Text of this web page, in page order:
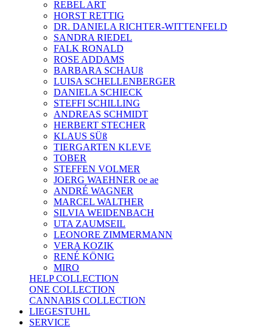
REBEL ART
HORST RETTIG
DR. DANIELA RICHTER-WITTENFELD
SANDRA RIEDEL
FALK RONALD
ROSE ADDAMS
BARBARA SCHAUß
LUISA SCHELLENBERGER
DANIELA SCHIECK
STEFFI SCHILLING
ANDREAS SCHMIDT
HERBERT STECHER
KLAUS SÜß
TIERGARTEN KLEVE
TOBER
STEFFEN VOLMER
JOERG WAEHNER oe ae
ANDRÉ WAGNER
MARCEL WALTHER
SILVIA WEIDENBACH
UTA ZAUMSEIL
LEONORE ZIMMERMANN
VERA KOZIK
RENÉ KÖNIG
MIRO
HELP COLLECTION
ONE COLLECTION
CANNABIS COLLECTION
LIEGESTUHL
SERVICE